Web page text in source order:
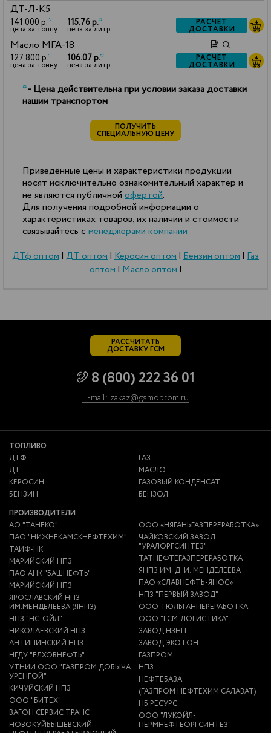
ДТ-Л-К5
141 000 р.*
цена за тонну
115.76 р.*
цена за литр
РАСЧЕТ
ДОСТАВКИ
Масло МГА-18
127 800 р.*
цена за тонну
106.07 р.*
цена за литр
РАСЧЕТ
ДОСТАВКИ
*- Цена действительна при условии заказа доставки
нашим транспортом
ПОЛУЧИТЬ
СПЕЦИАЛЬНУЮ ЦЕНУ
Приведённые цены и характеристики продукции
носят исключительно ознакомительный характер и
не являются публичной офертой.
Для получения подробной информации о
характеристиках товаров, их наличии и стоимости
связывайтесь с менеджерами компании
ДТф оптом| ДТ оптом| Керосин оптом| Бензин оптом| Газ
оптом|Масло оптом|
РАССЧИТАТЬ
ДОСТАВКУ ГСМ
8 (800) 222 36 01
E-mail: zakaz@gsmoptom.ru
ТОПЛИВО
ДТФ
ДТ
КЕРОСИН
БЕНЗИН
ГАЗ
МАСЛО
ГАЗОВЫЙ КОНДЕНСАТ
БЕНЗОЛ
ПРОИЗВОДИТЕЛИ
АО "ТАНЕКО"
ПАО "НИЖНЕКАМСКНЕФТЕХИМ"
ТАИФ-НК
МАРИЙСКИЙ НПЗ
ПАО АНК "БАШНЕФТЬ"
МАРИЙСКИЙ НПЗ
ЯРОСЛАВСКИЙ НПЗ
ИМ.МЕНДЕЛЕЕВА (ЯНПЗ)
НПЗ "НС-ОЙЛ"
НИКОЛАЕВСКИЙ НПЗ
АНТИПИНСКИЙ НПЗ
НГДУ "ЕЛХОВНЕФТЬ"
УТНИИ ООО "ГАЗПРОМ ДОБЫЧА
УРЕНГОЙ"
КИЧУЙСКИЙ НПЗ
ООО "БИТЕХ"
ВАГОН СЕРВИС ТРАНС
НОВОКУЙБЫШЕВСКИЙ
ООО «НЯГАНЬГАЗПЕРЕРАБОТКА»
ЧАЙКОВСКИЙ ЗАВОД
"УРАЛОРГСИНТЕЗ"
ТАТНЕФТЕГАЗПЕРЕРАБОТКА
ЯНПЗ ИМ. Д. И. МЕНДЕЛЕЕВА
ПАО «СЛАВНЕФТЬ-ЯНОС»
НПЗ "ПЕРВЫЙ ЗАВОД"
ООО ТЮЛЬГАНПЕРЕРАБОТКА
ООО "ГСМ-ЛОГИСТИКА"
ЗАВОД НЗНП
ЗАВОД ЭКОТОН
ГАЗПРОМ
НПЗ
НЕФТЕБАЗА
(ГАЗПРОМ НЕФТЕХИМ САЛАВАТ)
НБ РЕСУРС
ООО "ЛУКОЙЛ-
ПЕРМНЕФТЕОРГСИНТЕЗ"